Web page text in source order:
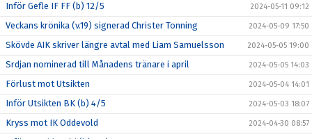
Inför Gefle IF FF (b) 12/5 2024-05-11 09:12
Veckans krönika (v.19) signerad Christer Tonning 2024-05-09 17:50
Skövde AIK skriver längre avtal med Liam Samuelsson 2024-05-05 19:00
Srdjan nominerad till Månadens tränare i april 2024-05-05 14:03
Förlust mot Utsikten 2024-05-04 14:01
Inför Utsikten BK (b) 4/5 2024-05-03 18:07
Kryss mot IK Oddevold 2024-04-30 08:57